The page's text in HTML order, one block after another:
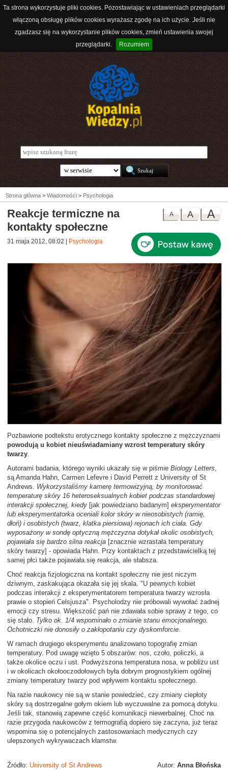
Ta strona wykorzystuje pliki cookies. Pozostawiając w ustawieniach przeglądarki
włączoną obsługę plików cookies wyrażasz zgodę na ich użycie. Jeśli nie
zgadzasz się na wykorzystanie plików cookies, zmień ustawienia swojej
przeglądarki.
Rozumiem
Strona główna > Wiadomości > Psychologia
A
A
A
Reakcje termiczne na
kontakty społeczne
31 maja 2012, 08:02 Psychologia
Pozbawione podtekstu erotycznego kontakty społeczne z mężczyznami
powodują u kobiet nieuświadamiany wzrost temperatury skóry
twarzy.
Autorami badania, którego wyniki ukazały się w piśmie Biology Letters,
są Amanda Hahn, Carmen Lefevre i David Perrett z University of St
Andrews. Wykorzystaliśmy kamerę termowizyjną, by monitorować
temperaturę skóry 16 heteroseksualnych kobiet podczas standardowej
interakcji społecznej, kiedy [jak powiedziano badanym] eksperymentator
lub eksperymentatorka oceniali kolor skóry w nieosobistych (ramię,
dłoń) i osobistych (twarz, klatka piersiowa) rejonach ich ciała. Gdy
wyposażony w sondę optyczną mężczyzna dotykał okolic osobistych,
pojawiała się bardzo silna reakcja [znacznie wzrastała temperatury
skóry twarzy] - opowiada Hahn. Przy kontaktach z przedstawicielką tej
samej płci także pojawiała się reakcja, ale słabsza.
Choć reakcja fizjologiczna na kontakt społeczny nie jest niczym
dziwnym, zaskakująca okazała się jej skala. "U pewnych kobiet
podczas interakcji z eksperymentatorem temperatura twarzy wzrosła
prawie o stopień Celsjusza". Psycholodzy nie próbowali wywołać żadnej
emocji czy stresu. Większość pań nie zdawała sobie sprawy z tego, co
się stało. Tylko ok. 1/4 wspominało o zmianie stanu emocjonalnego.
Ochotniczki nie donosiły o zakłopotaniu czy dyskomforcie.
W ramach drugiego eksperymentu analizowano topografię zmian
temperatury. Pod uwagę wzięto 5 obszarów: nos, czoło, policzki, a
także okolice oczu i ust. Podwyższona temperatura nosa, w pobliżu ust
i w okolicach okołooczodołowych była dobrym prognostykiem ogólnej
zmiany temperatury twarzy pod wpływem kontaktu społecznego.
Na razie naukowcy nie są w stanie powiedzieć, czy zmiany ciepłoty
skóry są dostrzegalne gołym okiem lub wyczuwalne za pomocą dotyku.
Jeśli tak, stanowią zapewne część komunikacji niewerbalnej. Choć na
razie przygoda naukowców z termografią dopiero się zaczyna, już teraz
wspomina się o potencjalnych zastosowaniach medycznych czy
ulepszonych wykrywaczach kłamstw.
Autor: Anna Błońska
Źródło: University of St Andrews